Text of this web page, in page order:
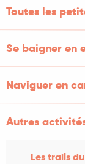
Toutes les
Se baigner en
Naviguer en
Autres
Les trails
se
matin-là,
Désormais,
joie et
se...